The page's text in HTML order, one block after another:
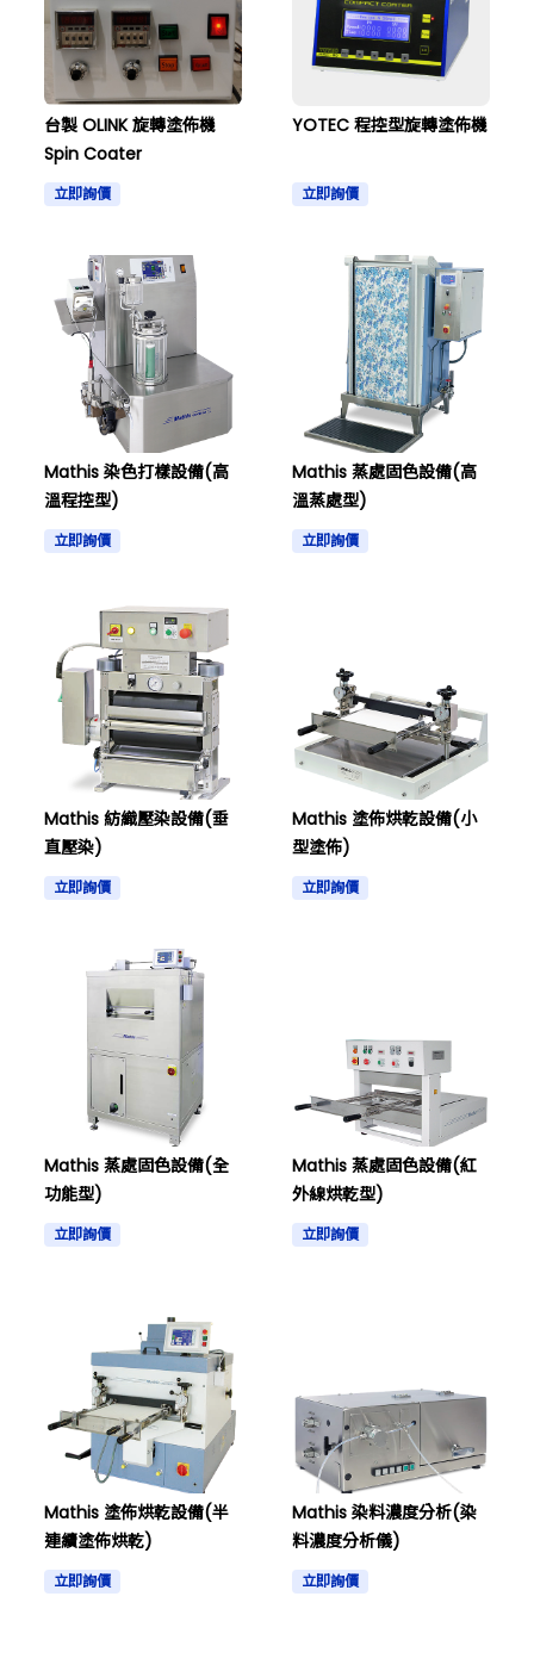
台製 OLINK 旋轉塗佈機
Spin Coater
立即詢價
YOTEC 程控型旋轉塗佈機
立即詢價
Mathis 染色打樣設備(高
溫程控型)
立即詢價
Mathis 蒸處固色設備(高
溫蒸處型)
立即詢價
Mathis 紡織壓染設備(垂
直壓染)
立即詢價
Mathis 塗佈烘乾設備(小
型塗佈)
立即詢價
Mathis 蒸處固色設備(全
功能型)
立即詢價
Mathis 蒸處固色設備(紅
外線烘乾型)
立即詢價
Mathis 塗佈烘乾設備(半
連續塗佈烘乾)
立即詢價
Mathis 染料濃度分析(染
料濃度分析儀)
立即詢價